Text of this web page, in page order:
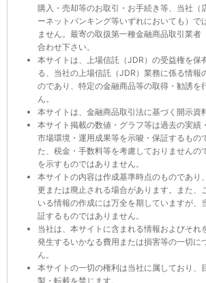
購入・売却等のお取引・お手続き等、当社（
ーネットバンキング等いずれにおいても）で
ません。最寄の取扱第一種金融商品取引業者
合わせ下さい。
本サイトは、上場信託（JDR）の受益権を保
る、当社の上場信託（JDR）業務に係る情報
のであり、特定の金融商品等の取得・勧誘を
ん。
本サイトは、金融商品取引法に基づく開示資
本サイト掲載の数値・グラフ等は過去の実績
市場環境・運用成果等を示唆・保証するもの
た、税金・手数料等を考慮しておりませんの
を示すものではありません。
本サイトの内容は作成基準時点のものであり
更または廃止される場合があります。また、
いる情報の作成には万全を期していますが、
証するものではありません。
当社は、本サイトに含まれる情報およびそれ
発生するいかなる費用または損害等の一切に
ん。
本サイトの一切の権利は当社に属しており、
製・転載を禁じます。